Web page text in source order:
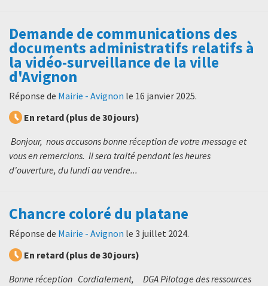
Demande de communications des
documents administratifs relatifs à
la vidéo-surveillance de la ville
d'Avignon
Réponse de Mairie - Avignon le 16 janvier 2025.
En retard (plus de 30 jours)
Bonjour, nous accusons bonne réception de votre message et
vous en remercions. Il sera traité pendant les heures
d'ouverture, du lundi au vendre...
Chancre coloré du platane
Réponse de Mairie - Avignon le 3 juillet 2024.
En retard (plus de 30 jours)
Bonne réception Cordialement, DGA Pilotage des ressources